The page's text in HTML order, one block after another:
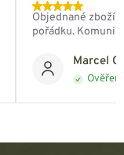
Marcel
Objednané zboží
pořádku.